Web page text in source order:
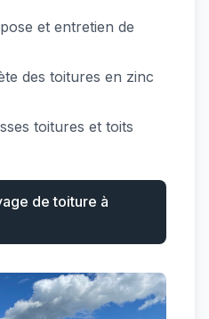
et entretien de
des toitures en zinc
toitures et toits
de toiture à